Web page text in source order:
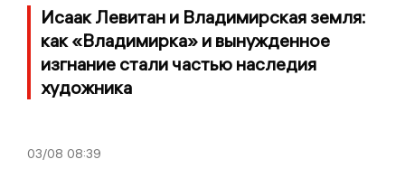
Исаак Левитан и Владимирская земля:
как «Владимирка» и вынужденное
изгнание стали частью наследия
художника
03/08 08:39